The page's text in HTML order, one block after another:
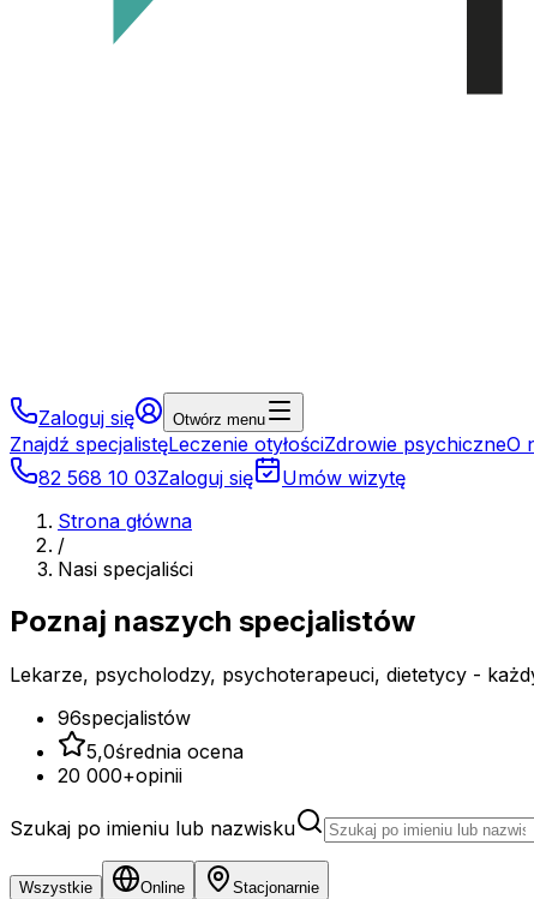
Zaloguj się Otwórz menu
Znajdź specjalistęLeczenie otyłościZdrowie psychiczneO
82 568 10 03Zaloguj się
Umów wizytę
Strona główna
/
Nasi specjaliści
Poznaj naszych specjalistów
Lekarze, psycholodzy, psychoterapeuci, dietetycy -
96specjalistów
5,0średnia ocena
20 000+opinii
Szukaj po imieniu lub nazwisku
Wszystkie Online Stacjonarnie